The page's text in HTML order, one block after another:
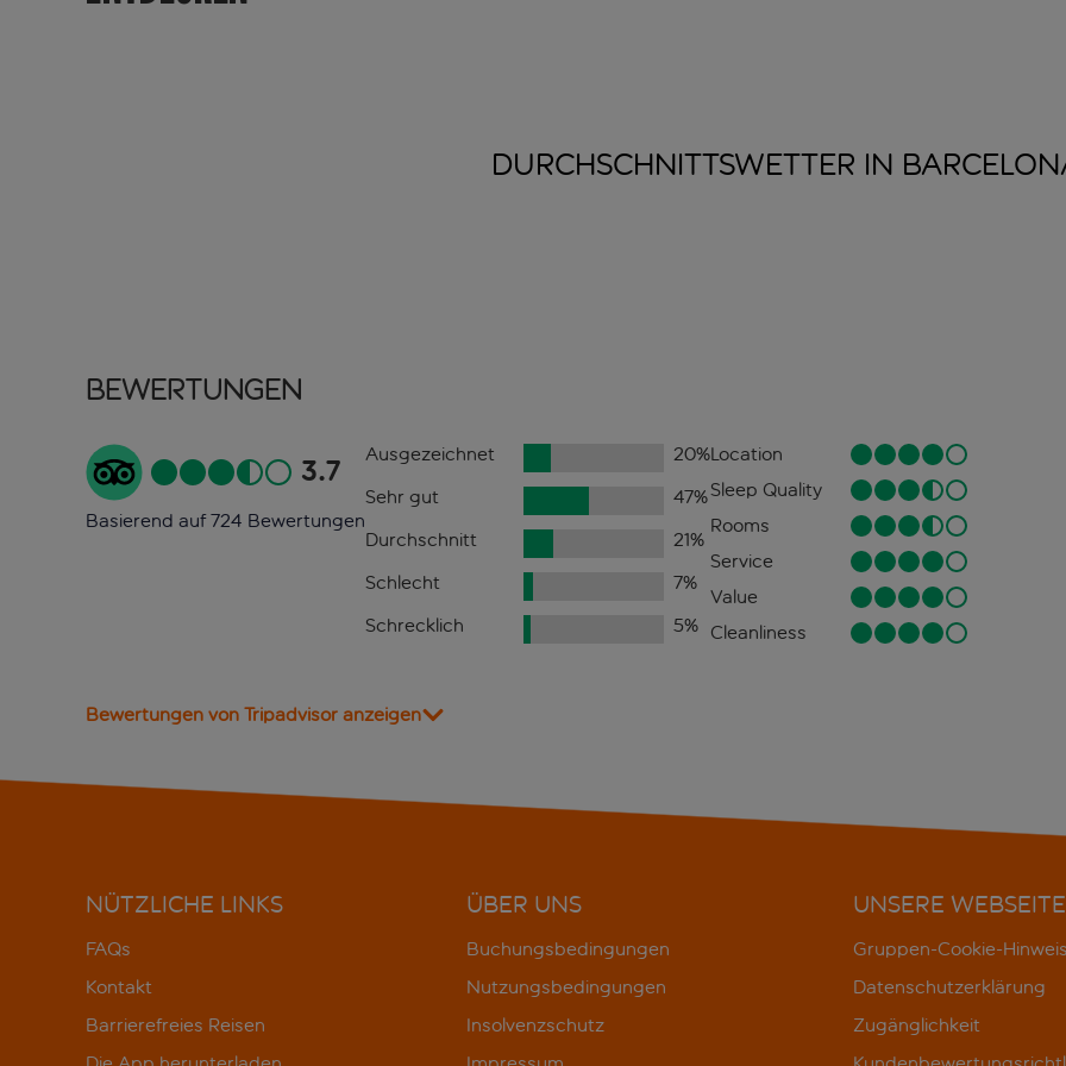
DURCHSCHNITTSWETTER IN
Bewertungen
3.7
Basierend auf 724 Bewertungen
Ausgezeichnet 20%
Sehr gut
47%
Durchschnitt
21%
Schlecht
7%
Schrecklich
5%
Location
Sleep Quality
Rooms
Service
Value
Cleanliness
Bewertungen von Tripadvisor anzeigen
NÜTZLICHE LINKS
FAQs
Kontakt
Barrierefreies Reisen
ÜBER UNS
Buchungsbedingungen
Nutzungsbedingungen
Insolvenzschutz
UNSERE WEBSEITE
Gruppen-Cookie-
Datenschutzerklärung
Zugänglichkeit